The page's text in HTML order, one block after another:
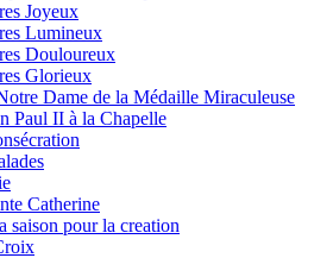
Joyeux
Lumineux
Douloureux
Glorieux
Dame de la Médaille Miraculeuse
Paul II à la Chapelle
Catherine
saison pour la creation